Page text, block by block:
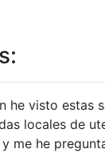
he visto estas
locales de
y me he